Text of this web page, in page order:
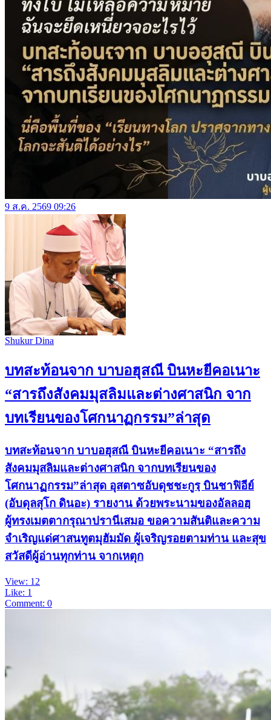
9 ส.ค. 2569 09:26
Shukur Dina
บทสะท้อนจาก บาบอฮุสณี บินหะยีคอเนาะ
“สารถึงสังคมมุสลิมและต่างศาสนิก จาก
บทเรียนของโศกนาฏกรรม”ล่าสุด
บทสะท้อนจาก บาบอฮุสณี บินหะยีคอเนาะ “สารถึง
สังคมมุสลิมและต่างศาสนิก จากบทเรียนของ
โศกนาฏกรรม”ล่าสุด อุสตาซอับดุชชะกูรฺ บินชาฟิอีย์
(อับดุลสุโก ดินอะ) รายงาน ด้วยพระนามของอัลลอฮฺ
ผู้ทรงเมตตากรุณาปรานีเสมอ ขอความสันติและความ
จำเริญแด่ศาสนทูตมุฮัมมัด ผู้เจริญรอยตามท่าน และสุข
สวัสดีผู้อ่านทุกท่าน จากเหตุก
View: 12
Like: 1
Comment: 0